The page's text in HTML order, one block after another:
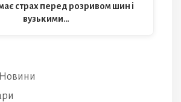
страх перед розривом шин і
вузькими…
Новини